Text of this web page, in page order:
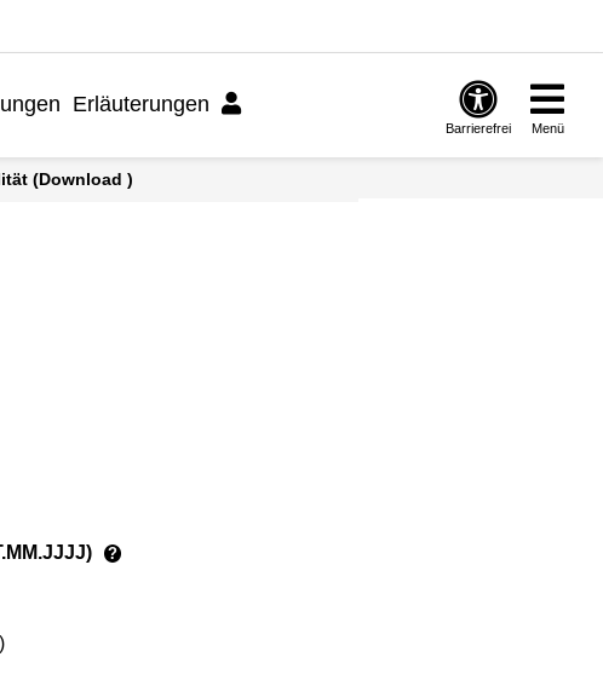
Erläuterungen
Barrierefrei Menü
(Download )
?